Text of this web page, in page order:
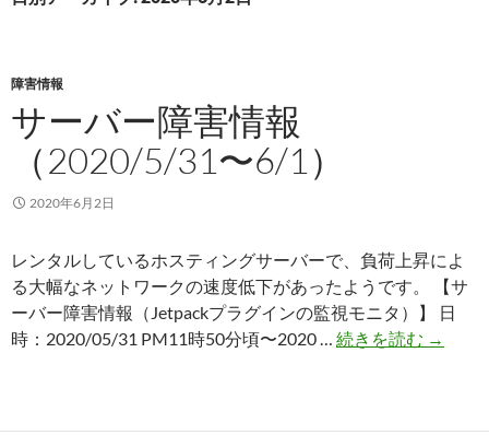
キ
ッ
プ
障害情報
サーバー障害情報
（2020/5/31〜6/1）
2020年6月2日
レンタルしているホスティングサーバーで、負荷上昇によ
る大幅なネットワークの速度低下があったようです。 【サ
ーバー障害情報（Jetpackプラグインの監視モニタ）】 日
時：2020/05/31 PM11時50分頃〜2020 … 続きを読む サ
→